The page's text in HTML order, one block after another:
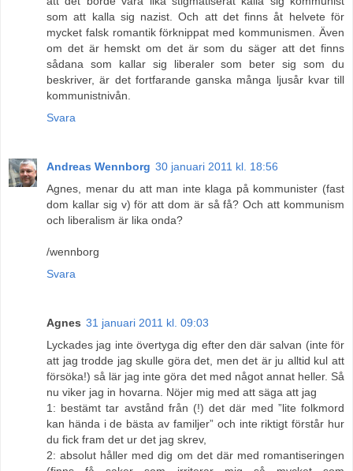
som att kalla sig nazist. Och att det finns åt helvete för
mycket falsk romantik förknippat med kommunismen. Även
om det är hemskt om det är som du säger att det finns
sådana som kallar sig liberaler som beter sig som du
beskriver, är det fortfarande ganska många ljusår kvar till
kommunistnivån.
Svara
Andreas Wennborg 30 januari 2011 kl. 18:56
Agnes, menar du att man inte klaga på kommunister (fast
dom kallar sig v) för att dom är så få? Och att kommunism
och liberalism är lika onda?
/wennborg
Svara
Agnes 31 januari 2011 kl. 09:03
Lyckades jag inte övertyga dig efter den där salvan (inte för
att jag trodde jag skulle göra det, men det är ju alltid kul att
försöka!) så lär jag inte göra det med något annat heller. Så
nu viker jag in hovarna. Nöjer mig med att säga att jag
1: bestämt tar avstånd från (!) det där med ”lite folkmord
kan hända i de bästa av familjer” och inte riktigt förstår hur
du fick fram det ur det jag skrev,
2: absolut håller med dig om det där med romantiseringen